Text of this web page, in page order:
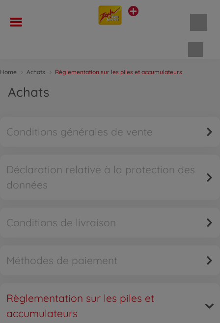
Home Achats Règlementation sur les piles et accumulateurs
Achats
Conditions générales de vente
Déclaration relative à la protection des
données
Conditions de livraison
Méthodes de paiement
Règlementation sur les piles et
accumulateurs